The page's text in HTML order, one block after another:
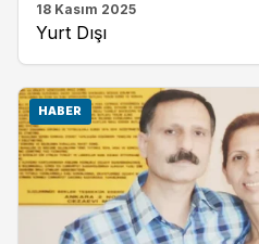
18 Kasım 2025
Yurt Dışı
HABER